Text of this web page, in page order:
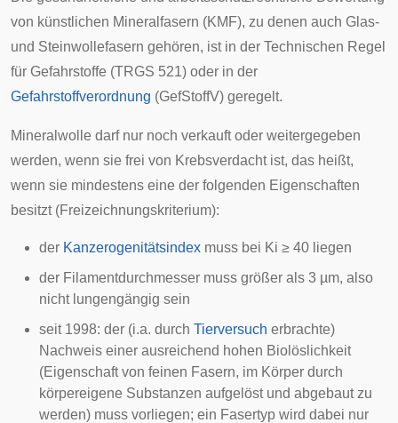
von künstlichen Mineralfasern (KMF), zu denen auch Glas-
und Steinwollefasern gehören, ist in der Technischen Regel
für Gefahrstoffe (TRGS 521) oder in der
Gefahrstoffverordnung (GefStoffV) geregelt.
Mineralwolle darf nur noch verkauft oder weitergegeben
werden, wenn sie frei von Krebsverdacht ist, das heißt,
wenn sie mindestens eine der folgenden Eigenschaften
besitzt (Freizeichnungskriterium):
der Kanzerogenitätsindex muss bei Ki ≥ 40 liegen
der Filamentdurchmesser muss größer als 3 µm, also
nicht lungengängig sein
seit 1998: der (i.a. durch Tierversuch erbrachte)
Nachweis einer ausreichend hohen Biolöslichkeit
(Eigenschaft von feinen Fasern, im Körper durch
körpereigene Substanzen aufgelöst und abgebaut zu
werden) muss vorliegen; ein Fasertyp wird dabei nur